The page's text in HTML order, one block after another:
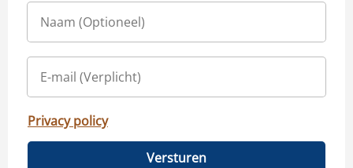
Privacy policy
Versturen